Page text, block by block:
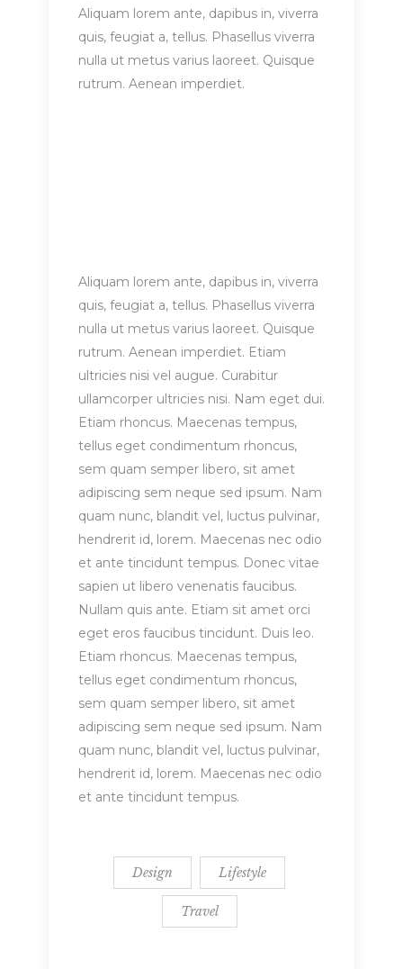
Aliquam lorem ante, dapibus in, viverra
quis, feugiat a, tellus. Phasellus viverra
nulla ut metus varius laoreet. Quisque
rutrum. Aenean imperdiet.
Aliquam lorem ante, dapibus in, viverra
quis, feugiat a, tellus. Phasellus viverra
nulla ut metus varius laoreet. Quisque
rutrum. Aenean imperdiet. Etiam
ultricies nisi vel augue. Curabitur
ullamcorper ultricies nisi. Nam eget dui.
Etiam rhoncus. Maecenas tempus,
tellus eget condimentum rhoncus,
sem quam semper libero, sit amet
adipiscing sem neque sed ipsum. Nam
quam nunc, blandit vel, luctus pulvinar,
hendrerit id, lorem. Maecenas nec odio
et ante tincidunt tempus. Donec vitae
sapien ut libero venenatis faucibus.
Nullam quis ante. Etiam sit amet orci
eget eros faucibus tincidunt. Duis leo.
Etiam rhoncus. Maecenas tempus,
tellus eget condimentum rhoncus,
sem quam semper libero, sit amet
adipiscing sem neque sed ipsum. Nam
quam nunc, blandit vel, luctus pulvinar,
hendrerit id, lorem. Maecenas nec odio
et ante tincidunt tempus.
Design Lifestyle
Travel